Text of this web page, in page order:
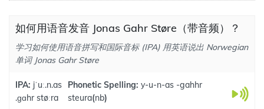
如何用语音发音 Jonas Gahr Støre（带音频）？
学习如何使用语音拼写和国际音标 (IPA) 用英语说出 Norwegian
单词 Jonas Gahr Støre
IPA: jˈuː.n.as
.ɡɑhr støːra
Phonetic Spelling: y-u-n-as -gahhr
steura(nb)